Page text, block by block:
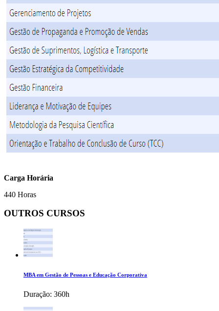
Carga Horária
440 Horas
OUTROS CURSOS
MBA em Gestão de Pessoas e Educação Corporativa
Duração: 360h